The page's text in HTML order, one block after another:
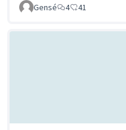
Gensé
4 41